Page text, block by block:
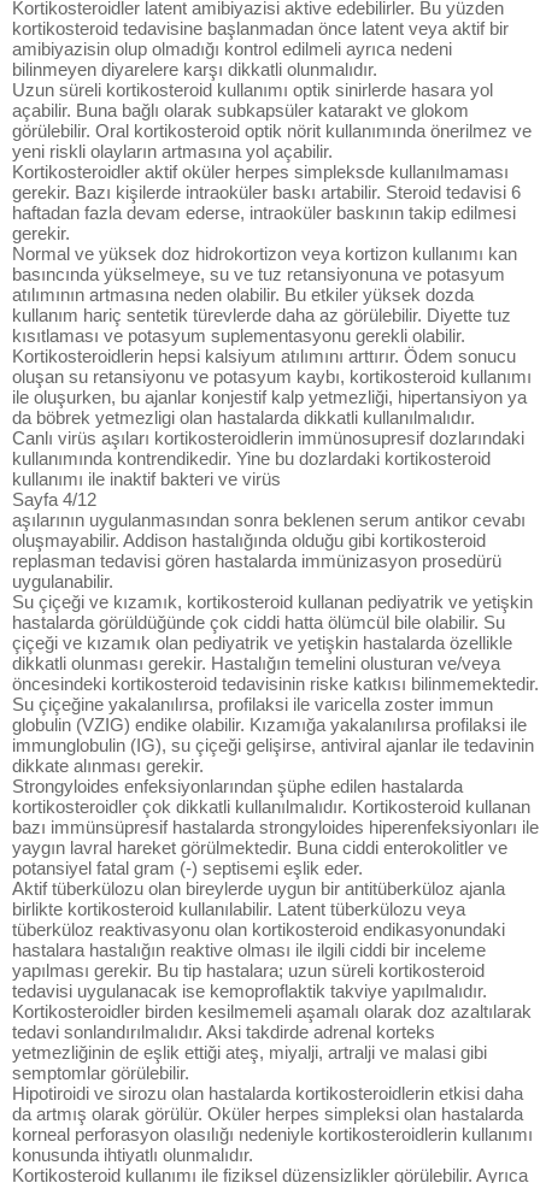
Kortikosteroidler latent amibiyazisi aktive edebilirler. Bu yüzden
kortikosteroid tedavisine başlanmadan önce latent veya aktif bir
amibiyazisin olup olmadığı kontrol edilmeli ayrıca nedeni
bilinmeyen diyarelere karşı dikkatli olunmalıdır.
Uzun süreli kortikosteroid kullanımı optik sinirlerde hasara yol
açabilir. Buna bağlı olarak subkapsüler katarakt ve glokom
görülebilir. Oral kortikosteroid optik nörit kullanımında önerilmez ve
yeni riskli olayların artmasına yol açabilir.
Kortikosteroidler aktif oküler herpes simpleksde kullanılmaması
gerekir. Bazı kişilerde intraoküler baskı artabilir. Steroid tedavisi 6
haftadan fazla devam ederse, intraoküler baskının takip edilmesi
gerekir.
Normal ve yüksek doz hidrokortizon veya kortizon kullanımı kan
basıncında yükselmeye, su ve tuz retansiyonuna ve potasyum
atılımının artmasına neden olabilir. Bu etkiler yüksek dozda
kullanım hariç sentetik türevlerde daha az görülebilir. Diyette tuz
kısıtlaması ve potasyum suplementasyonu gerekli olabilir.
Kortikosteroidlerin hepsi kalsiyum atılımını arttırır. Ödem sonucu
oluşan su retansiyonu ve potasyum kaybı, kortikosteroid kullanımı
ile oluşurken, bu ajanlar konjestif kalp yetmezliği, hipertansiyon ya
da böbrek yetmezligi olan hastalarda dikkatli kullanılmalıdır.
Canlı virüs aşıları kortikosteroidlerin immünosupresif dozlarındaki
kullanımında kontrendikedir. Yine bu dozlardaki kortikosteroid
kullanımı ile inaktif bakteri ve virüs
Sayfa 4/12
aşılarının uygulanmasından sonra beklenen serum antikor cevabı
oluşmayabilir. Addison hastalığında olduğu gibi kortikosteroid
replasman tedavisi gören hastalarda immünizasyon prosedürü
uygulanabilir.
Su çiçeği ve kızamık, kortikosteroid kullanan pediyatrik ve yetişkin
hastalarda görüldüğünde çok ciddi hatta ölümcül bile olabilir. Su
çiçeği ve kızamık olan pediyatrik ve yetişkin hastalarda özellikle
dikkatli olunması gerekir. Hastalığın temelini olusturan ve/veya
öncesindeki kortikosteroid tedavisinin riske katkısı bilinmemektedir.
Su çiçeğine yakalanılırsa, profilaksi ile varicella zoster immun
globulin (VZIG) endike olabilir. Kızamığa yakalanılırsa profilaksi ile
immunglobulin (IG), su çiçeği gelişirse, antiviral ajanlar ile tedavinin
dikkate alınması gerekir.
Strongyloides enfeksiyonlarından şüphe edilen hastalarda
kortikosteroidler çok dikkatli kullanılmalıdır. Kortikosteroid kullanan
bazı immünsüpresif hastalarda strongyloides hiperenfeksiyonları ile
yaygın lavral hareket görülmektedir. Buna ciddi enterokolitler ve
potansiyel fatal gram (-) septisemi eşlik eder.
Aktif tüberkülozu olan bireylerde uygun bir antitüberküloz ajanla
birlikte kortikosteroid kullanılabilir. Latent tüberkülozu veya
tüberküloz reaktivasyonu olan kortikosteroid endikasyonundaki
hastalara hastalığın reaktive olması ile ilgili ciddi bir inceleme
yapılması gerekir. Bu tip hastalara; uzun süreli kortikosteroid
tedavisi uygulanacak ise kemoproflaktik takviye yapılmalıdır.
Kortikosteroidler birden kesilmemeli aşamalı olarak doz azaltılarak
tedavi sonlandırılmalıdır. Aksi takdirde adrenal korteks
yetmezliğinin de eşlik ettiği ateş, miyalji, artralji ve malasi gibi
semptomlar görülebilir.
Hipotiroidi ve sirozu olan hastalarda kortikosteroidlerin etkisi daha
da artmış olarak görülür. Oküler herpes simpleksi olan hastalarda
korneal perforasyon olasılığı nedeniyle kortikosteroidlerin kullanımı
konusunda ihtiyatlı olunmalıdır.
Kortikosteroid kullanımı ile fiziksel düzensizlikler görülebilir. Ayrıca